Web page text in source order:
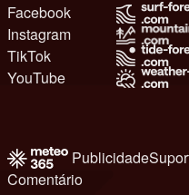
Facebook
Instagram
TikTok
YouTube
Publicidade
Comentário